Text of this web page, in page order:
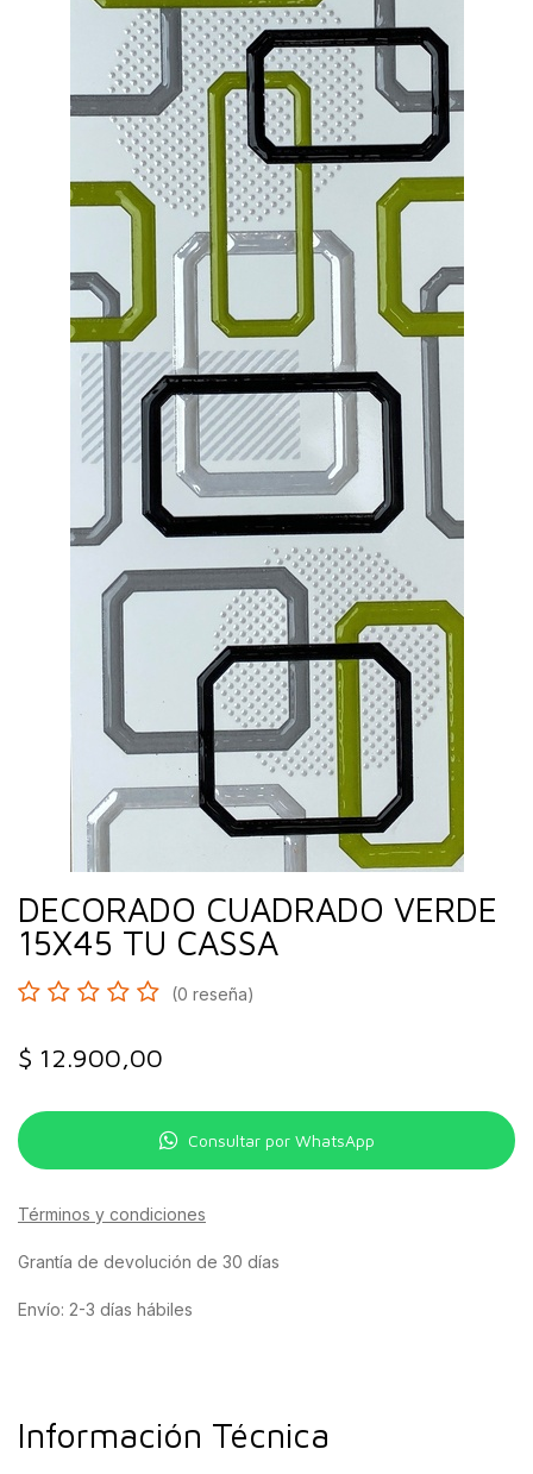
DECORADO CUADRADO VERDE
15X45 TU CASSA
(0 reseña)
$ 12.900,00
Consultar por WhatsApp
Términos y condiciones
Grantía de devolución de 30 días
Envío: 2-3 días hábiles
Información Técnica